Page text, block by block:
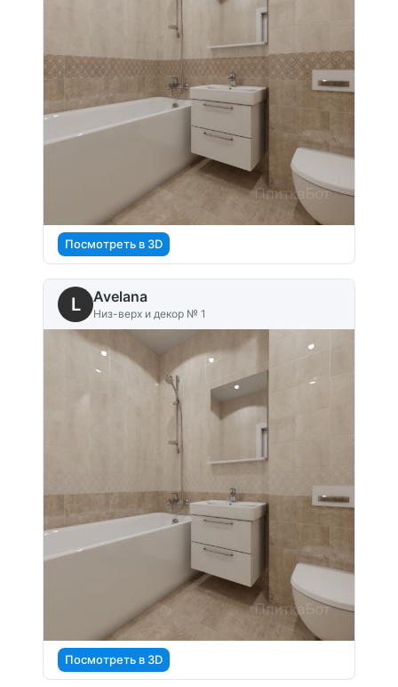
Посмотреть в 3D
L Avelana
Низ-верх и декор № 1
Посмотреть в 3D